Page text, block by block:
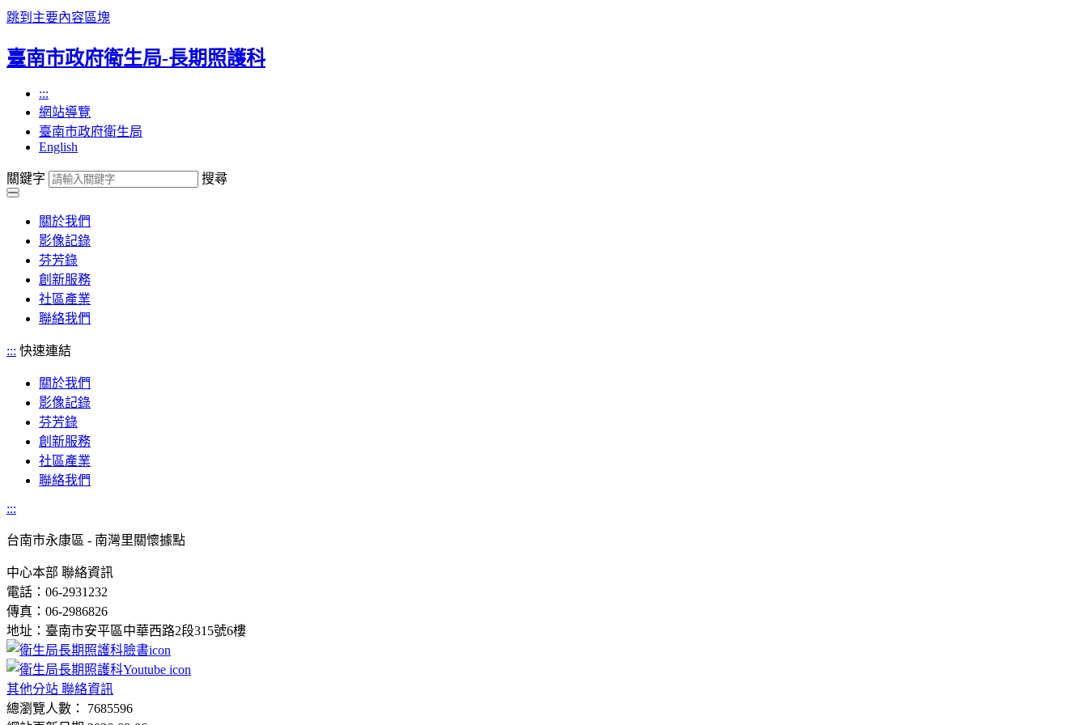
跳到主要內容區塊
臺南市政府衛生局-長期照護科
:::
網站導覽
臺南市政府衛生局
English
關鍵字 搜尋
關於我們
影像記錄
芬芳錄
創新服務
社區產業
聯絡我們
::: 快速連結
關於我們
影像記錄
芬芳錄
創新服務
社區產業
聯絡我們
:::
台南市永康區 - 南灣里關懷據點
中心本部 聯絡資訊
電話：06-2931232
傳真：06-2986826
地址：臺南市安平區中華西路2段315號6樓
其他分站 聯絡資訊
總瀏覽人數： 7685596